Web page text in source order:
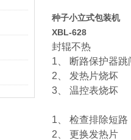
种子小立式包装机
XBL-628
封辊不热
1、 断路保护器跳
2、 发热片烧坏
3、 温控表烧坏
1、 检查排除短路
2、 更换发热片